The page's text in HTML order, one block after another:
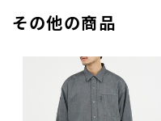
その他の商品